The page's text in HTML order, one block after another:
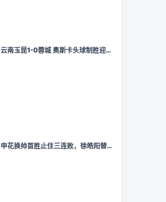
云南玉昆1-0蓉城 奥斯卡头球制胜迎交
申花换帅首胜止住三连败，徐皓阳替补